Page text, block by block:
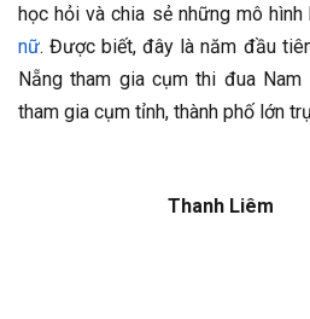
học hỏi và chia sẻ những mô
nữ. Được biết, đây là năm đầu
Nẵng tham gia cụm thi đua Nam
tham gia cụm tỉnh, thành phố lớn
Thanh Liêm